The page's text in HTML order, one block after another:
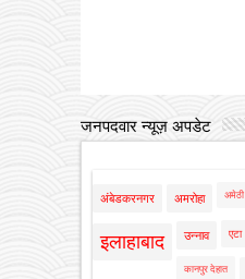
जनपदवार न्यूज़ अपडेट
अंबेडकरनगर अमरोहा अमेठी
इलाहाबाद उन्नाव एटा
कानपुर देहात